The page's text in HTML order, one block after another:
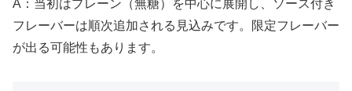
A：当初はプレーン（無糖）を中心に展開し、ソース付き
フレーバーは順次追加される見込みです。限定フレーバー
が出る可能性もあります。